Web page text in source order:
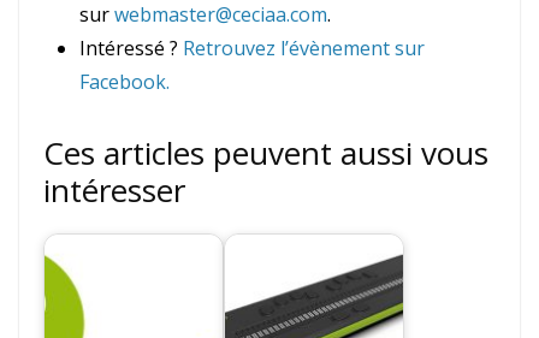
surwebmaster@ceciaa.com.
Intéressé ? Retrouvez l’évènement sur
Facebook.
Ces articles peuvent aussi vous
intéresser